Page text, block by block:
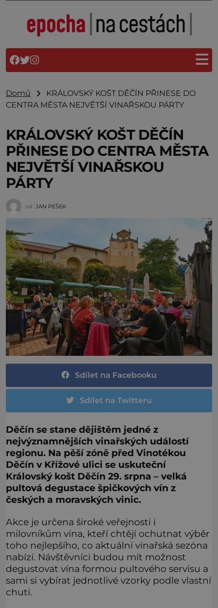
Domů
KRÁLOVSKÝ KOŠT DĚČÍN PŘINESE DO
CENTRA MĚSTA NEJVĚTŠÍ VINAŘSKOU PÁRTY
KRÁLOVSKÝ KOŠT DĚČÍN
PŘINESE DO CENTRA MĚSTA
NEJVĚTŠÍ VINAŘSKOU
PÁRTY
od JAN PEŠEK
Sdílet na Facebooku
Sdílet na Twitteru
Děčín se stane dějištěm jedné z
nejvýznamnějších vinařských událostí
regionu. Na pěší zóně před Vinotékou
Děčín v Křížové ulici se uskuteční
Královský košt Děčín 29. srpna – velká
pultová degustace špičkových vín z
českých a moravských vinic.
Akce je určena široké veřejnosti i
milovníkům vína, kteří chtějí ochutnat výběr
toho nejlepšího, co aktuální vinařská sezóna
nabízí. Návštěvníci budou mít možnost
degustovat vína formou pultového servisu a
sami si vybírat jednotlivé vzorky podle vlastní
chuti.